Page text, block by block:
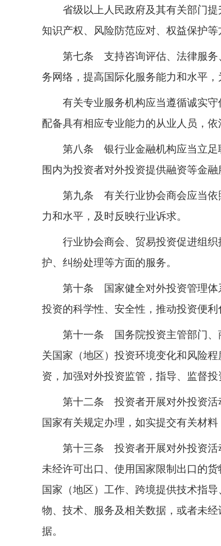
省级以上人民政府及其有关部门
知识产权、风险防范应对、权益保护
第七条 支持咨询评估、法律服务
务网络，提高国际化服务能力和水平
有关专业服务机构应当遵循诚实
配备具有相应专业能力的从业人员，
第八条 银行业金融机构应当立足
围内为投资者对外投资提供融资等金
第九条 有关行业协会商会应当依
力和水平，及时反映行业诉求。
行业协会商会、贸易投资促进组
护、纠纷处理等方面的服务。
第十条 国家健全对外投资管理体
投资的科学性、安全性，推动投资便
第十一条 国务院投资主管部门、
关国家（地区）投资环境变化和风险
资，加强对外投资监管，指导、监督
第十二条 投资者开展对外投资活
国家有关规定办理，如实提交有关材
第十三条 投资者开展对外投资活
未经许可出口、使用国家限制出口的
国家（地区）工作、跨境提供技术指
物、技术、服务及相关数据，或者未
据。